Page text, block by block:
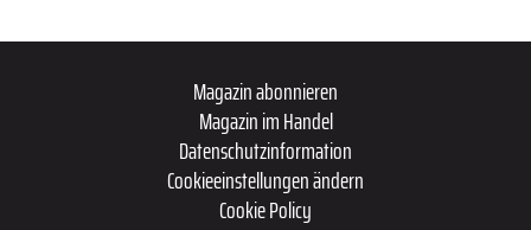
Magazin abonnieren
Magazin im Handel
Datenschutzinformation
Cookieeinstellungen ändern
Cookie Policy